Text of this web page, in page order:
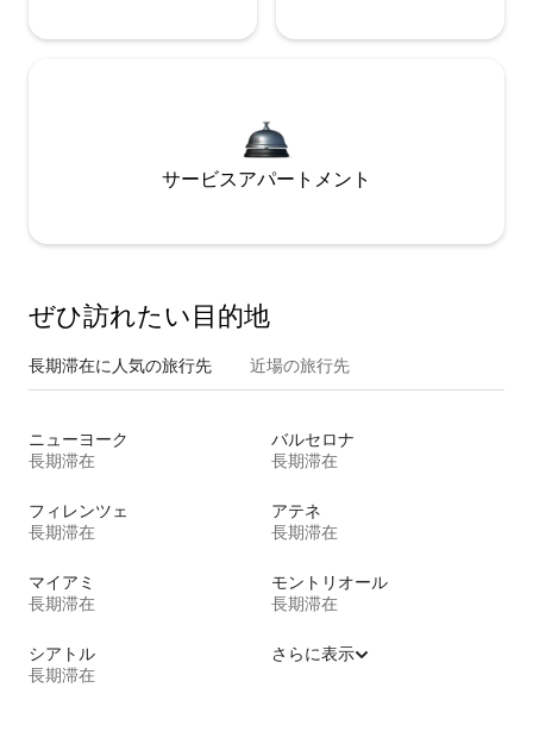
サービスアパートメント
ぜひ訪⁠れ⁠た⁠い目⁠的⁠地
長期滞在に人気の旅行先 近場の旅行先
ニューヨーク
長期滞在
バルセロナ
長期滞在
フィレンツェ
長期滞在
アテネ
長期滞在
マイアミ
長期滞在
モントリオール
長期滞在
シアトル
長期滞在
さらに表示